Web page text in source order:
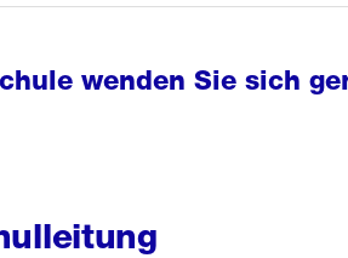
wenden Sie sich